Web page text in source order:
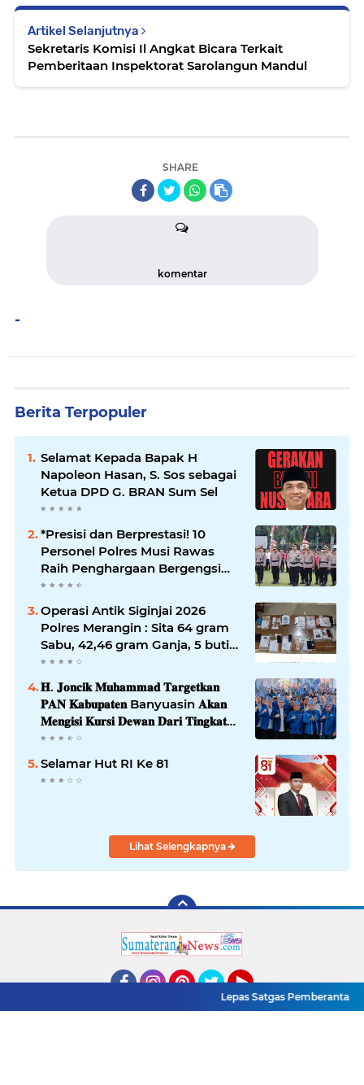
Artikel Selanjutnya
Sekretaris Komisi Il Angkat Bicara Terkait
Pemberitaan Inspektorat Sarolangun Mandul
SHARE
komentar
-
Berita Terpopuler
Selamat Kepada Bapak H
Napoleon Hasan, S. Sos sebagai
Ketua DPD G. BRAN Sum Sel
*Presisi dan Berprestasi! 10
Personel Polres Musi Rawas
Raih Penghargaan Bergengsi
dari Kapolda Sumsel*
Operasi Antik Siginjai 2026
Polres Merangin : Sita 64 gram
Sabu, 42,46 gram Ganja, 5 butir
extasi, dan Amankan 21 Orang
Tersangka
𝐇. 𝐉𝐨𝐧𝐜𝐢𝐤 𝐌𝐮𝐡𝐚𝐦𝐦𝐚𝐝 𝐓𝐚𝐫𝐠𝐞𝐭𝐤𝐚𝐧
𝐏𝐀𝐍 𝐊𝐚𝐛𝐮𝐩𝐚𝐭𝐞𝐧 Banyuasin 𝐀𝐤𝐚𝐧
𝐌𝐞𝐧𝐠𝐢𝐬𝐢 𝐊𝐮𝐫𝐬𝐢 𝐃𝐞𝐰𝐚𝐧 𝐃𝐚𝐫𝐢 𝐓𝐢𝐧𝐠𝐤𝐚𝐭
𝐃𝐏𝐑 𝐃𝐚𝐞𝐫𝐚𝐡 𝐇𝐢𝐧𝐠𝐠𝐚 𝐃𝐏𝐑-𝐑𝐈
Selamar Hut RI Ke 81
Lihat Selengkapnya
TwitterYouTube
Lepas Satgas Pemberantasan